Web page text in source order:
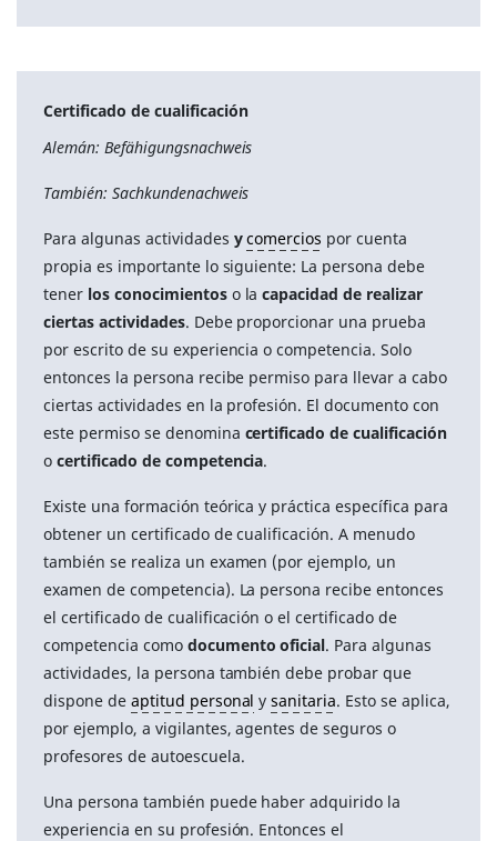
Certificado de cualificación
Alemán: Befähigungsnachweis
También: Sachkundenachweis
Para algunas actividades y comercios por cuenta
propia es importante lo siguiente: La persona debe
tener los conocimientoso lacapacidad de realizar
ciertas actividades. Debe proporcionar una prueba
por escrito de su experiencia o competencia. Solo
entonces la persona recibe permiso para llevar a cabo
ciertas actividades en la profesión. El documento con
este permiso se denomina certificado de cualificación
o certificado de competencia.
Existe una formación teórica y práctica específica para
obtener un certificado de cualificación. A menudo
también se realiza un examen (por ejemplo, un
examen de competencia). La persona recibe entonces
el certificado de cualificación o el certificado de
competencia comodocumento oficial. Para algunas
actividades, la persona también debe probar que
dispone de aptitud personal ysanitaria. Esto se aplica,
por ejemplo, a vigilantes, agentes de seguros o
profesores de autoescuela.
Una persona también puede haber adquirido la
experiencia en su profesión. Entonces el